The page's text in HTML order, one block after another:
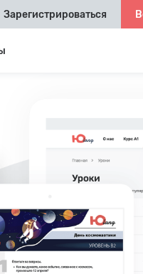
Зарегистрироваться